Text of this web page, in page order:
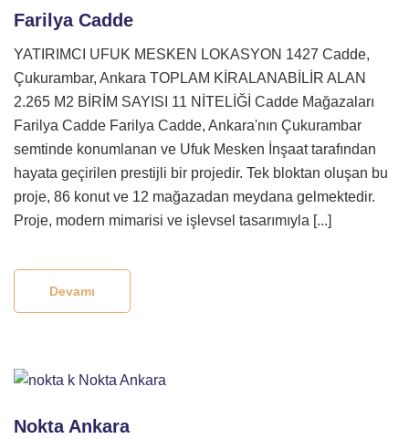
Farilya Cadde
YATIRIMCI UFUK MESKEN LOKASYON 1427 Cadde,
Çukurambar, Ankara TOPLAM KİRALANABİLİR ALAN
2.265 M2 BİRİM SAYISI 11 NİTELİĞİ Cadde Mağazaları
Farilya Cadde Farilya Cadde, Ankara'nın Çukurambar
semtinde konumlanan ve Ufuk Mesken İnşaat tarafından
hayata geçirilen prestijli bir projedir. Tek bloktan oluşan bu
proje, 86 konut ve 12 mağazadan meydana gelmektedir.
Proje, modern mimarisi ve işlevsel tasarımıyla [...]
Devamı
Nokta Ankara